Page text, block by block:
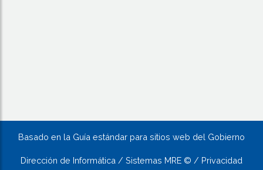
Basado en la Guía estándar para sitios web del Gobierno
Dirección de Informática / Sistemas MRE © / Privacidad